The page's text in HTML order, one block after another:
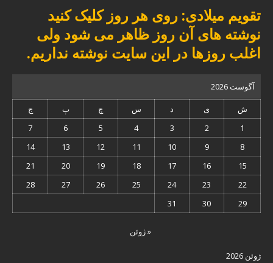
تقویم میلادی: روی هر روز کلیک کنید
نوشته های آن روز ظاهر می شود ولی
اغلب روزها در این سایت نوشته نداریم.
آگوست 2026
ش ی د س چ پ
ج
1
2
3
4
5
6
7
8
9
10
11
12
13
14
15
16
17
18
19
20
21
22
23
24
25
26
27
28
29
30
31
« ژوئن
ژوئن 2026